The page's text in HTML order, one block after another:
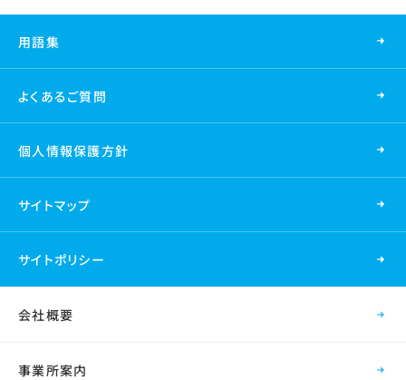
用語集
よくあるご質問
個人情報保護方針
サイトマップ
サイトポリシー
会社概要
事業所案内